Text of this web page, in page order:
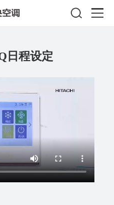
日程设定